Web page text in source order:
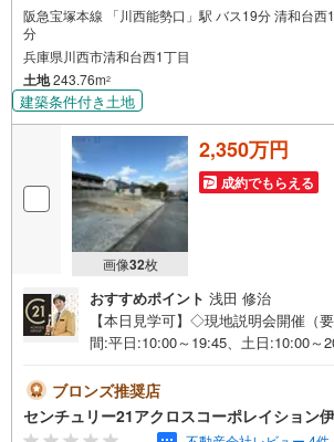
阪急宝塚本線 「川西能勢口」駅 バス19分 清和台西
分
兵庫県川西市清和台西1丁目
土地243.76m2
建築条件付き土地
画像32枚
2,350万円
成約でもらえる
おすすめポイント 浅田 修治
【本日見学可】◇現地説明会開催（
間:平日:10:00～19:45、土日:10:00
性能等級5、一次エネルギー消費量等
と快適の両方が備わった住宅です。＝
ー21アクロスグループの3つの特徴＝
ブロンズ推奨店
センチュリー21アクロスコーポレイション